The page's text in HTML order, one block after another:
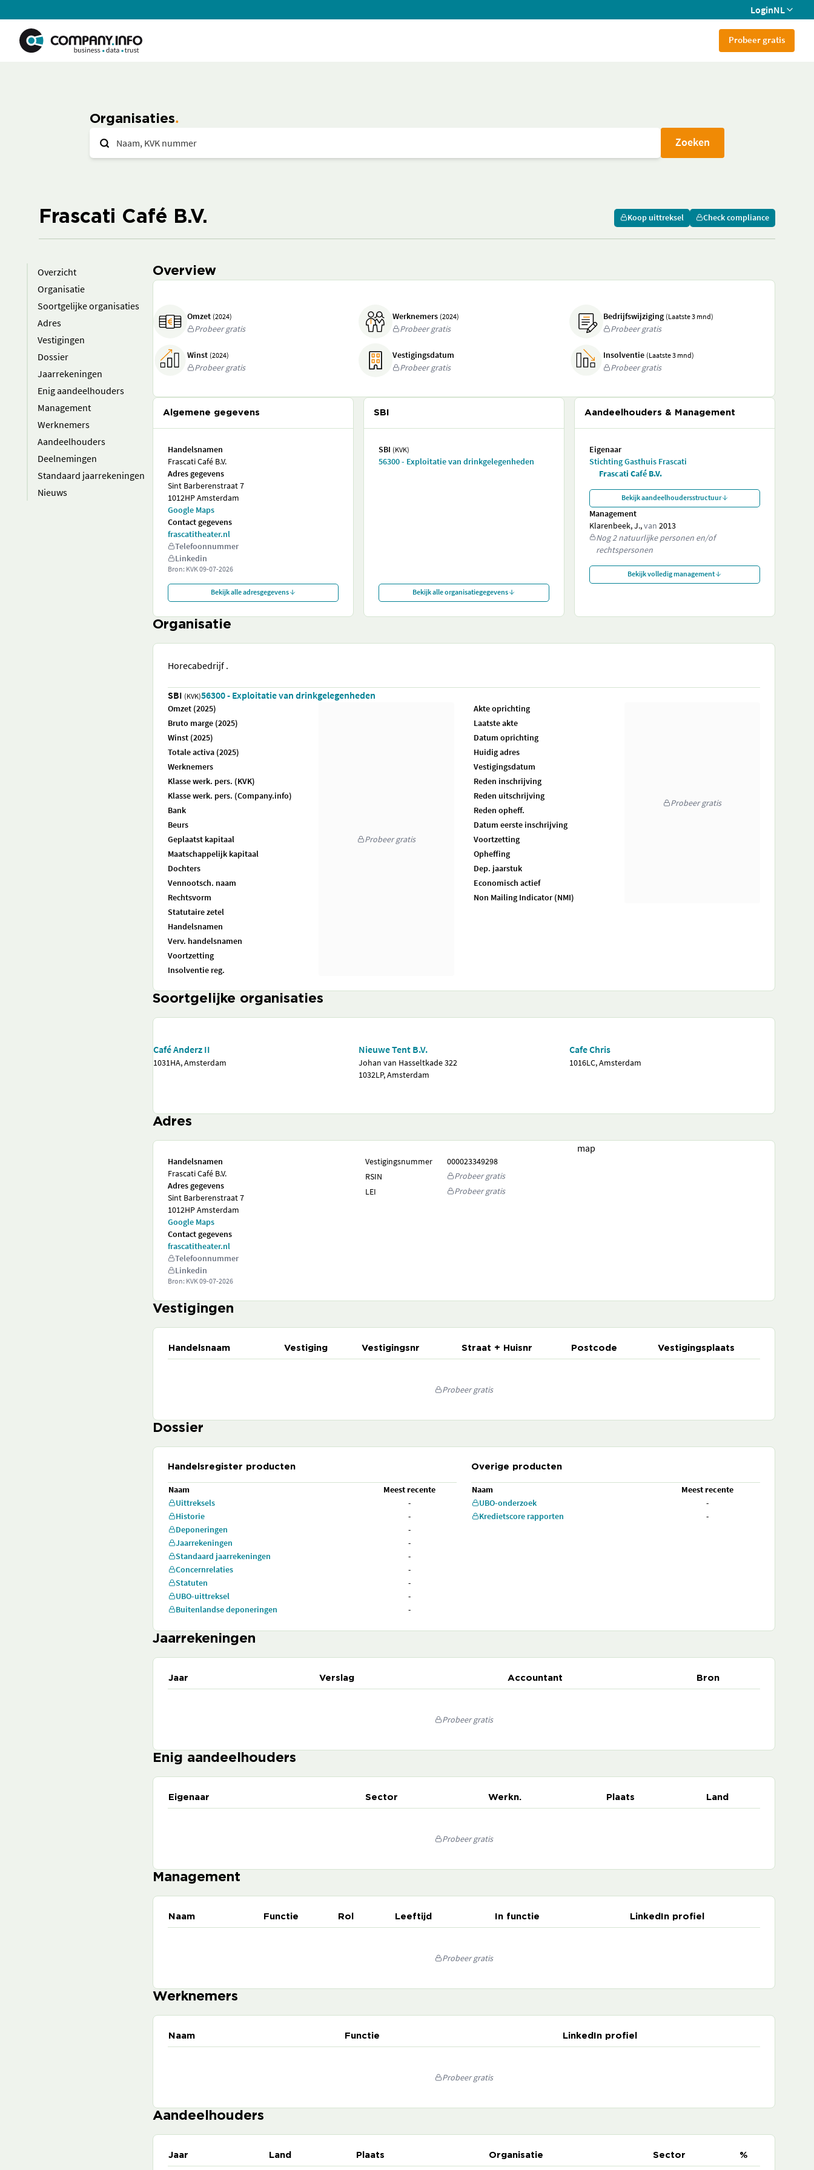
LoginNL
Probeer gratis
Organisaties
Zoeken
Frascati Café B.V. Koop uittreksel Check compliance
Overzicht
Organisatie
Soortgelijke organisaties
Adres
Vestigingen
Dossier
Jaarrekeningen
Enig aandeelhouders
Management
Werknemers
Aandeelhouders
Deelnemingen
Standaard jaarrekeningen
Nieuws
Overview
Omzet (2024)
Probeer gratis
Werknemers (2024)
Probeer gratis
Bedrijfswijziging (Laatste 3 mnd)
Probeer gratis
Winst (2024)
Probeer gratis
Vestigingsdatum
Probeer gratis
Insolventie (Laatste 3 mnd)
Probeer gratis
Algemene gegevens
Handelsnamen
Frascati Café B.V.
Adres gegevens
Sint Barberenstraat 7
1012HP Amsterdam
Google Maps
Contact gegevens
frascatitheater.nl
Telefoonnummer
Linkedin
Bron: KVK09-07-2026
Bekijk alle adresgegevens
SBI
SBI (KVK)
56300 - Exploitatie van drinkgelegenheden
Bekijk alle organisatiegegevens
Aandeelhouders & Management
Eigenaar
Stichting Gasthuis Frascati
Frascati Café B.V.
Bekijk aandeelhoudersstructuur
Management
Klarenbeek, J.,van 2013
Nog 2 natuurlijke personen en/of
rechtspersonen
Bekijk volledig management
Organisatie
Horecabedrijf .
SBI (KVK)56300 - Exploitatie van drinkgelegenheden
Omzet (2025)
Bruto marge (2025)
Winst (2025)
Totale activa (2025)
Werknemers
Klasse werk. pers. (KVK)
Klasse werk. pers. (Company.info)
Bank
Beurs
Geplaatst kapitaal
Maatschappelijk kapitaal
Dochters
Vennootsch. naam
Rechtsvorm
Statutaire zetel
Handelsnamen
Verv. handelsnamen
Voortzetting
Insolventie reg.
Probeer gratis
Akte oprichting
Laatste akte
Datum oprichting
Huidig adres
Vestigingsdatum
Reden inschrijving
Reden uitschrijving
Reden opheff.
Datum eerste inschrijving
Voortzetting
Opheffing
Dep. jaarstuk
Economisch actief
Non Mailing Indicator (NMI)
Probeer gratis
Soortgelijke organisaties
Café Anderz II
1031HA, Amsterdam
Nieuwe Tent B.V.
Johan van Hasseltkade 322
1032LP, Amsterdam
Cafe Chris
1016LC, Amsterdam
Adres
Handelsnamen
Frascati Café B.V.
Adres gegevens
Sint Barberenstraat 7
1012HP Amsterdam
Google Maps
Contact gegevens
frascatitheater.nl
Telefoonnummer
Linkedin
Bron: KVK09-07-2026
Vestigingsnummer
000023349298
RSIN
Probeer gratis
LEI
Probeer gratis
map
Vestigingen
Handelsnaam Vestiging Vestigingsnr Straat + Huisnr Postcode Vestigingsplaats
Probeer gratis
Dossier
Handelsregister producten
Naam
Meest recente
Uittreksels
-
Historie
-
Deponeringen
-
Jaarrekeningen
-
Standaard jaarrekeningen
-
Concernrelaties
-
Statuten
-
UBO-uittreksel
-
Buitenlandse deponeringen
-
Overige producten
Naam
Meest recente
UBO-onderzoek
-
Kredietscore rapporten
-
Jaarrekeningen
Jaar Verslag Accountant Bron
Probeer gratis
Enig aandeelhouders
Eigenaar Sector Werkn. Plaats Land
Probeer gratis
Management
Naam Functie Rol Leeftijd In functie LinkedIn profiel
Probeer gratis
Werknemers
Naam Functie LinkedIn profiel
Probeer gratis
Aandeelhouders
Jaar Land Plaats Organisatie Sector %